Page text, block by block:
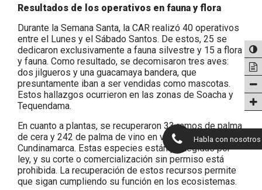
Resultados de los operativos en fauna y flora
Durante la Semana Santa, la CAR realizó 40 operativos
entre el Lunes y el Sábado Santos. De estos, 25 se
dedicaron exclusivamente a fauna silvestre y 15 a flora
y fauna. Como resultado, se decomisaron tres aves:
dos jilgueros y una guacamaya bandera, que
presuntamente iban a ser vendidas como mascotas.
Estos hallazgos ocurrieron en las zonas de Soacha y
Tequendama.
En cuanto a plantas, se recuperaron 33 ramos de palma
de cera y 242 de palma de vino en varias regiones de
Cundinamarca. Estas especies están protegidas por
ley, y su corte o comercialización sin permiso está
prohibida. La recuperación de estos recursos permite
que sigan cumpliendo su función en los ecosistemas.
Habla con nosotros